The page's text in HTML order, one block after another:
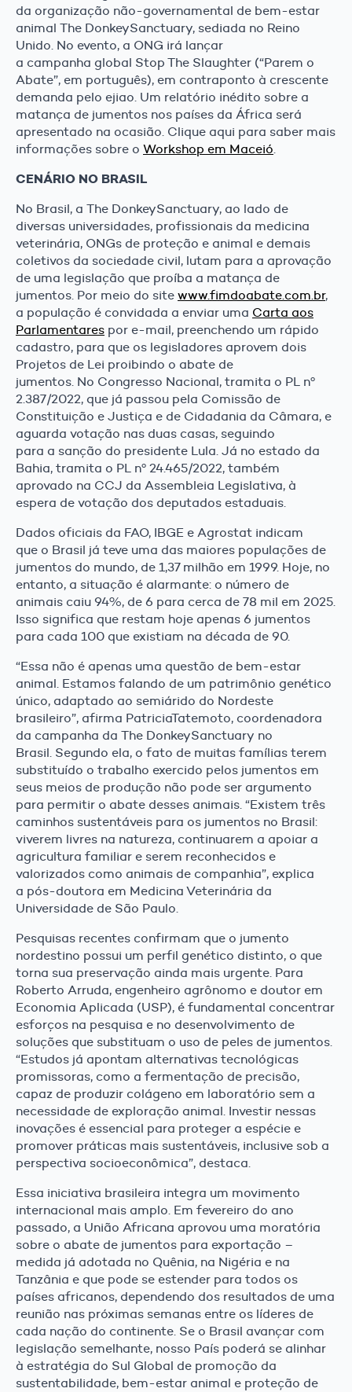
da organização não-governamental de bem-estar
animal The DonkeySanctuary, sediada no Reino
Unido. No evento, a ONG irá lançar
a campanha global Stop The Slaughter (“Parem o
Abate”, em português), em contraponto à crescente
demanda pelo ejiao. Um relatório inédito sobre a
matança de jumentos nos países da África será
apresentado na ocasião. Clique aqui para saber mais
informações sobre o Workshop em Maceió.
CENÁRIO NO BRASIL
No Brasil, a The DonkeySanctuary, ao lado de
diversas universidades, profissionais da medicina
veterinária, ONGs de proteção e animal e demais
coletivos da sociedade civil, lutam para a aprovação
de uma legislação que proíba a matança de
jumentos. Por meio do site www.fimdoabate.com.br,
a população é convidada a enviar uma Carta aos
Parlamentares por e-mail, preenchendo um rápido
cadastro, para que os legisladores aprovem dois
Projetos de Lei proibindo o abate de
jumentos. No Congresso Nacional, tramita o PL nº
2.387/2022, que já passou pela Comissão de
Constituição e Justiça e de Cidadania da Câmara, e
aguarda votação nas duas casas, seguindo
para a sanção do presidente Lula. Já no estado da
Bahia, tramita o PL nº 24.465/2022, também
aprovado na CCJ da Assembleia Legislativa, à
espera de votação dos deputados estaduais.
Dados oficiais da FAO, IBGE e Agrostat indicam
que o Brasil já teve uma das maiores populações de
jumentos do mundo, de 1,37 milhão em 1999. Hoje, no
entanto, a situação é alarmante: o número de
animais caiu 94%, de 6 para cerca de 78 mil em 2025.
Isso significa que restam hoje apenas 6 jumentos
para cada 100 que existiam na década de 90.
“Essa não é apenas uma questão de bem-estar
animal. Estamos falando de um patrimônio genético
único, adaptado ao semiárido do Nordeste
brasileiro”, afirma PatriciaTatemoto, coordenadora
da campanha da The DonkeySanctuary no
Brasil. Segundo ela, o fato de muitas famílias terem
substituído o trabalho exercido pelos jumentos em
seus meios de produção não pode ser argumento
para permitir o abate desses animais. “Existem três
caminhos sustentáveis para os jumentos no Brasil:
viverem livres na natureza, continuarem a apoiar a
agricultura familiar e serem reconhecidos e
valorizados como animais de companhia”, explica
a pós-doutora em Medicina Veterinária da
Universidade de São Paulo.
Pesquisas recentes confirmam que o jumento
nordestino possui um perfil genético distinto, o que
torna sua preservação ainda mais urgente. Para
Roberto Arruda, engenheiro agrônomo e doutor em
Economia Aplicada (USP), é fundamental concentrar
esforços na pesquisa e no desenvolvimento de
soluções que substituam o uso de peles de jumentos.
“Estudos já apontam alternativas tecnológicas
promissoras, como a fermentação de precisão,
capaz de produzir colágeno em laboratório sem a
necessidade de exploração animal. Investir nessas
inovações é essencial para proteger a espécie e
promover práticas mais sustentáveis, inclusive sob a
perspectiva socioeconômica”, destaca.
Essa iniciativa brasileira integra um movimento
internacional mais amplo. Em fevereiro do ano
passado, a União Africana aprovou uma moratória
sobre o abate de jumentos para exportação –
medida já adotada no Quênia, na Nigéria e na
Tanzânia e que pode se estender para todos os
países africanos, dependendo dos resultados de uma
reunião nas próximas semanas entre os líderes de
cada nação do continente. Se o Brasil avançar com
legislação semelhante, nosso País poderá se alinhar
à estratégia do Sul Global de promoção da
sustentabilidade, bem-estar animal e proteção de